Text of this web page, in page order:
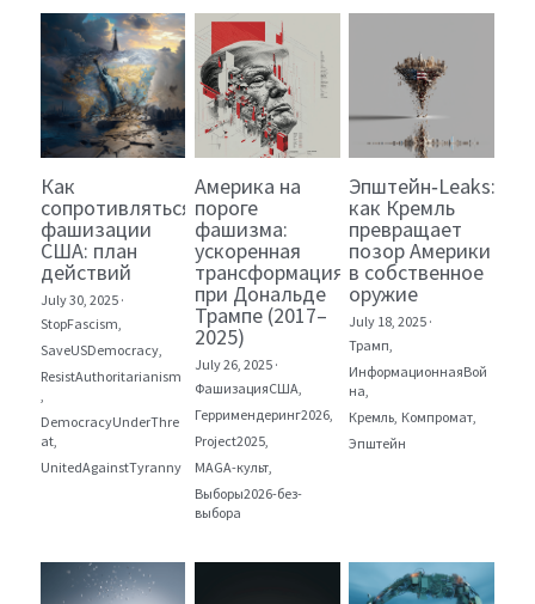
Как
сопротивляться
фашизации
США: план
действий
July 30, 2025 ·
StopFascism,
SaveUSDemocracy,
ResistAuthoritarianism
,
DemocracyUnderThre
at,
UnitedAgainstTyranny
Америка на
пороге
фашизма:
ускоренная
трансформация
при Дональде
Трампе (2017–
2025)
July 26, 2025 ·
ФашизацияСША,
Герримендеринг2026,
Project2025,
MAGA-культ,
Выборы2026-без-
выбора
Эпштейн‑Leaks:
как Кремль
превращает
позор Америки
в собственное
оружие
July 18, 2025 ·
Трамп,
ИнформационнаяВой
на,
Кремль, Компромат,
Эпштейн